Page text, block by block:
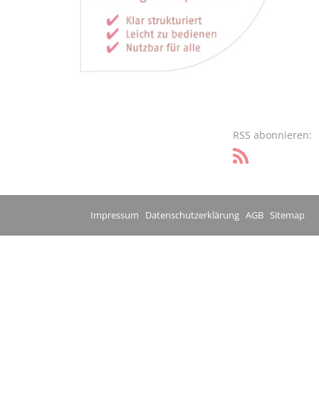
RSS abonnieren:
Impressum Datenschutzerklärung AGB Sitemap